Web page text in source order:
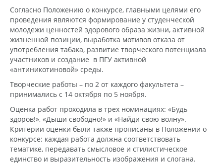
Согласно Положению о конкурсе, главными целями его
проведения являются формирование у студенческой
молодежи ценностей здорового образа жизни, активной
жизненной позиции, выработка мотивов отказа от
употребления табака, развитие творческого потенциала
участников и создание в ПГУ активной
«антиникотиновой» среды.
Творческие работы – по 2 от каждого факультета –
принимались с 14 октября по 5 ноября.
Оценка работ проходила в трех номинациях: «Будь
здоров!», «Дыши свободно!» и «Найди свою волну».
Критерии оценки были также прописаны в Положении о
конкурсе: каждая работа должна соответствовать
тематике, передавать смысловое и стилистическое
единство и выразительность изображения и слогана.